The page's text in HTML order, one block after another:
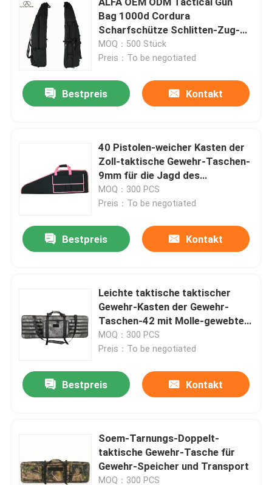
Produkte
Werksbesichtigung
Kontakt mit uns
Bitte um ein Angebot
Taktische Gewehr-Tasche
Jagd der Gewehr-Tasche
Bag 1000d Cordura
Scharfschütze Schlitten-Zug-
Tasche für das Schießen
MOQ：500 Stück
Preis：To be negotiated
Bestpreis Kontakt
40 Pistolen-weicher Kasten der
Zoll-taktische Gewehr-Taschen-
9mm für die Jagd des
Transportes
MOQ：300 PCS
Preis：To be negotiated
Bestpreis Kontakt
Leichte taktische taktischer
Gewehr-Kasten der Gewehr-
Taschen-42 mit Molle-gewebtem
Material
MOQ：300 PCS
Preis：To be negotiated
Bestpreis Kontakt
Soem-Tarnungs-Doppelt-
taktische Gewehr-Tasche für
Gewehr-Speicher und Transport
MOQ：300 PCS